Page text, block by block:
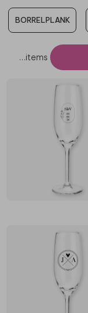
BORRELPLANK
…items